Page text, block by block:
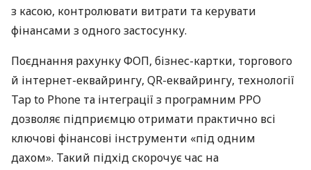
з касою, контролювати витрати та керувати
фінансами з одного застосунку.
Поєднання рахунку ФОП, бізнес-картки, торгового
й інтернет-еквайрингу, QR-еквайрингу, технології
Tap to Phone та інтеграції з програмним РРО
дозволяє підприємцю отримати практично всі
ключові фінансові інструменти «під одним
дахом». Такий підхід скорочує час на